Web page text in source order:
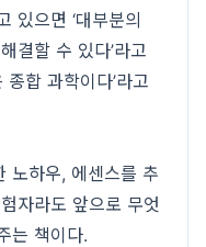
있으면 ‘대부분의
결할 수 있다’라고
합 과학이다’라고
노하우, 에센스를 추
자라도 앞으로 무엇
는 책이다.